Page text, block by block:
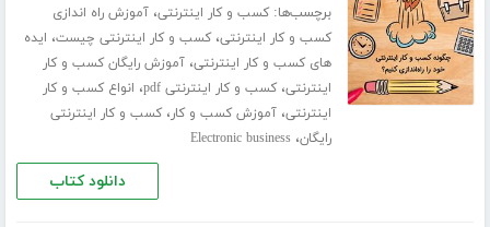
برچسب‌ها:کسب و کار اینترنتی،آموزش راه اندازی
کسب و کار اینترنتی،کسب و کار اینترنتی چیست، ایده
های کسب و کار اینترنتی،آموزش رایگان کسب و کار
اینترنتی،کسب و کار اینترنتی pdf ، انواع کسب و کار
اینترنتی،آموزش کسب و کار،کسب و کار اینترنتی
رایگان،Electronic business
دانلود کتاب